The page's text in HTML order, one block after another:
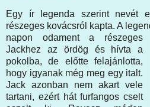
Egy ír legenda szerint nevét
részeges kovácsról kapta. A
napon odament a részeges
Jackhez az ördög és hívta a
pokolba, de előtte felajánlotta,
hogy igyanak még meg egy italt.
Jack azonban nem akart vele
tartani, ezért hát furfangos cselt